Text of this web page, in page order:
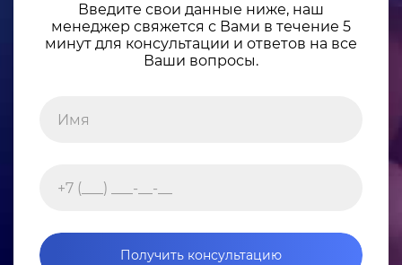
Введите свои данные ниже, наш
менеджер свяжется с Вами в течение 5
минут для консультации и ответов на все
Ваши вопросы.
Получить консультацию